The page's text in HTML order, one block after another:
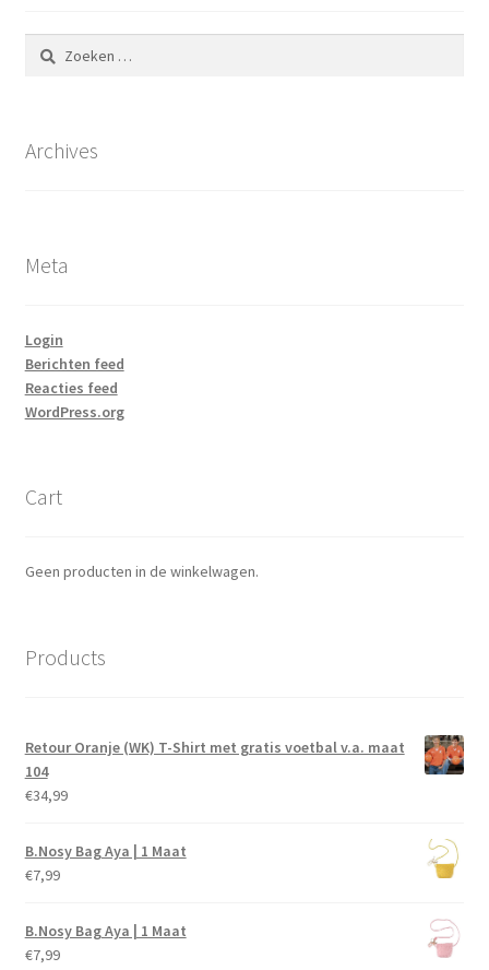
Zoeken
naar:
Archives
Meta
Login
Berichten feed
Reacties feed
WordPress.org
Cart
Geen producten in de winkelwagen.
Products
Retour Oranje (WK) T-Shirt met gratis voetbal v.a. maat
104
€34,99
B.Nosy Bag Aya | 1 Maat
€7,99
B.Nosy Bag Aya | 1 Maat
€7,99